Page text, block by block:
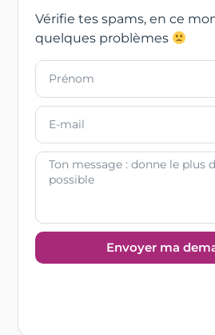
Vérifie tes spams, en ce
quelques problèmes
Envoyer ma